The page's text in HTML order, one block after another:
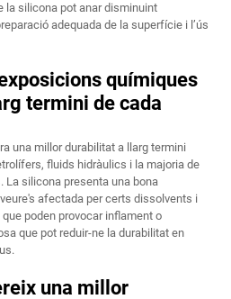
la silicona pot anar disminuint
adequada de la superfície i l’ús
químiques
termini de cada
una millor durabilitat a llarg termini
fluids hidràulics i la majoria de
silicona presenta una bona
afectada per certs dissolvents i
poden provocar inflament o
que pot reduir-ne la durabilitat en
una millor